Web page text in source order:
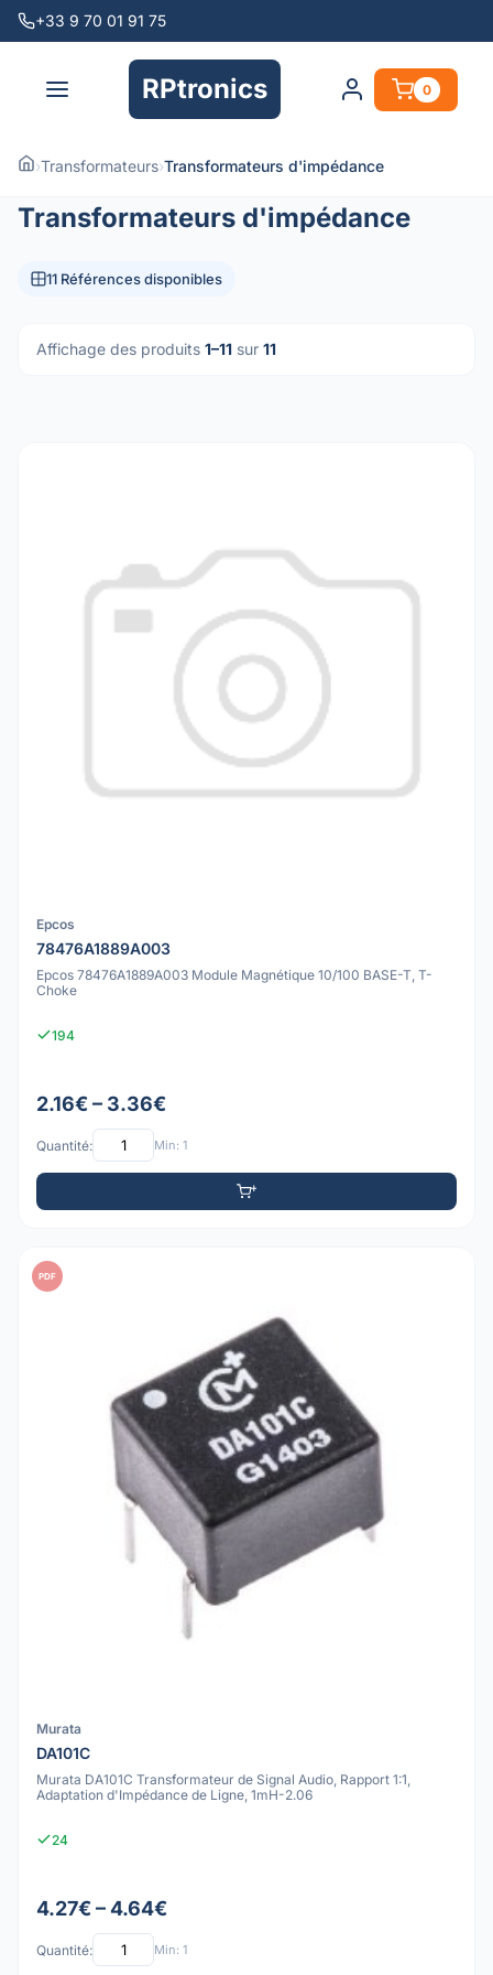
+33 9 70 01 91 75
RPtronics 0
›Transformateurs›Transformateurs d'impédance
Transformateurs d'impédance
11 Références disponibles
Affichage des produits 1–11 sur 11
Epcos
78476A1889A003
Epcos 78476A1889A003 Module Magnétique 10/100 BASE-T, T-
Choke
194
2.16€ – 3.36€
Quantité: Min: 1
PDF
Murata
DA101C
Murata DA101C Transformateur de Signal Audio, Rapport 1:1,
Adaptation d'Impédance de Ligne, 1mH-2.06
24
4.27€ – 4.64€
Quantité: Min: 1